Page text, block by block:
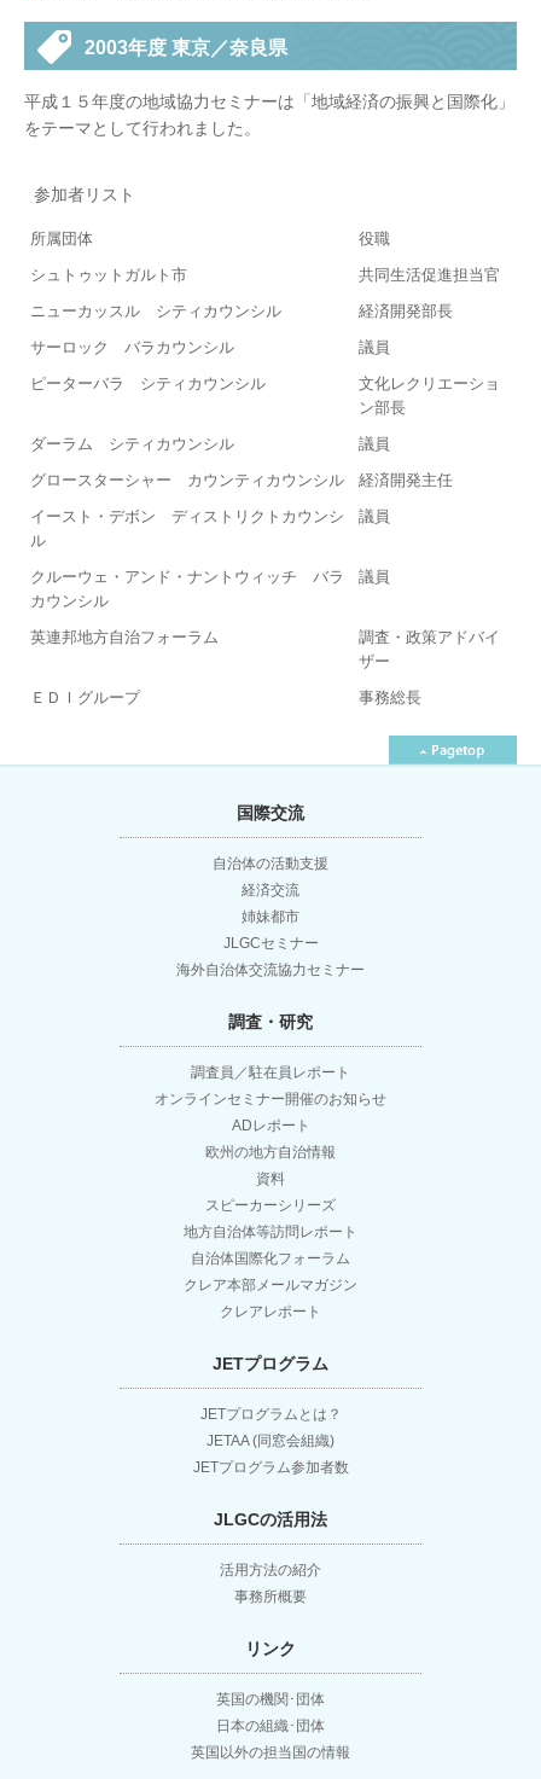
2003年度 東京／奈良県
平成１５年度の地域協力セミナーは「地域経済の振興と国際化」
をテーマとして行われました。
参加者リスト
所属団体
役職
シュトゥットガルト市
共同生活促進担当官
ニューカッスル シティカウンシル
経済開発部長
サーロック バラカウンシル
議員
ピーターバラ シティカウンシル
文化レクリエーショ
ン部長
ダーラム シティカウンシル
議員
グロースターシャー カウンティカウンシル
経済開発主任
イースト・デボン ディストリクトカウンシ
ル
議員
クルーウェ・アンド・ナントウィッチ バラ
カウンシル
議員
英連邦地方自治フォーラム
調査・政策アドバイ
ザー
ＥＤＩグループ
事務総長
国際交流
自治体の活動支援
経済交流
姉妹都市
JLGCセミナー
海外自治体交流協力セミナー
調査・研究
調査員／駐在員レポート
オンラインセミナー開催のお知らせ
ADレポート
欧州の地方自治情報
資料
スピーカーシリーズ
地方自治体等訪問レポート
自治体国際化フォーラム
クレア本部メールマガジン
クレアレポート
JETプログラム
JETプログラムとは？
JETAA (同窓会組織)
JETプログラム参加者数
JLGCの活用法
活用方法の紹介
事務所概要
リンク
英国の機関･団体
日本の組織･団体
英国以外の担当国の情報